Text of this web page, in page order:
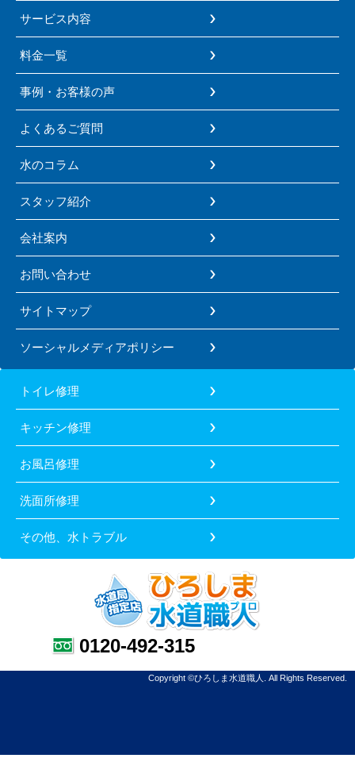
サービス内容
料金一覧
事例・お客様の声
よくあるご質問
水のコラム
スタッフ紹介
会社案内
お問い合わせ
サイトマップ
ソーシャルメディアポリシー
トイレ修理
キッチン修理
お風呂修理
洗面所修理
その他、水トラブル
0120-492-315
Copyright ©ひろしま水道職人. All Rights Reserved.